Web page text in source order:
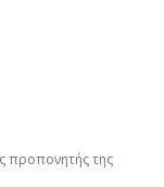
προπονητής της